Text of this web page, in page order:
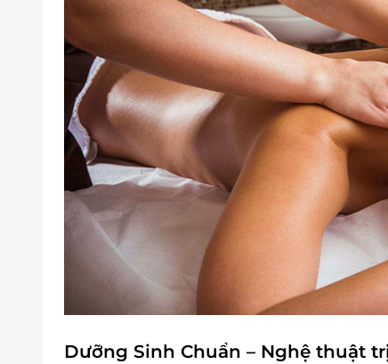
Dưỡng Sinh Chuẩn – Nghệ thuật